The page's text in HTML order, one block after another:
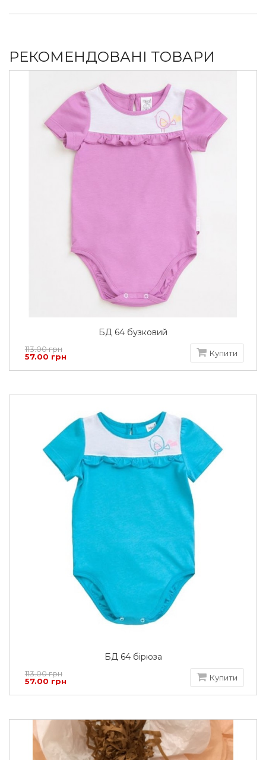
РЕКОМЕНДОВАНІ ТОВАРИ
БД 64 бузковий
113.00 грн
57.00 грн
Купити
БД 64 бірюза
113.00 грн
57.00 грн
Купити